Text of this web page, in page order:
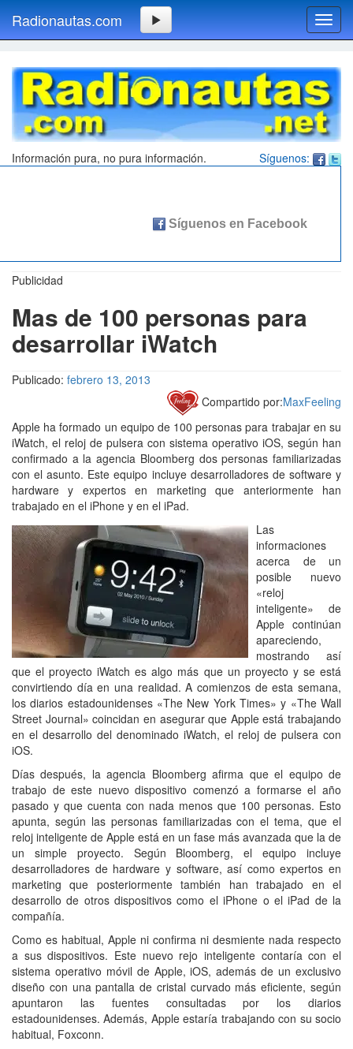
Radionautas.com
Síguenos:
Información pura, no pura información.
Publicidad
Mas de 100 personas para
desarrollar iWatch
Publicado: febrero 13, 2013
Compartido por:MaxFeeling
Apple ha formado un equipo de 100 personas para trabajar en su
iWatch, el reloj de pulsera con sistema operativo iOS, según han
confirmado a la agencia Bloomberg dos personas familiarizadas
con el asunto. Este equipo incluye desarrolladores de software y
hardware y expertos en marketing que anteriormente han
trabajado en el iPhone y en el iPad.
Las
informaciones
acerca de un
posible nuevo
«reloj
inteligente» de
Apple continúan
apareciendo,
mostrando así
que el proyecto iWatch es algo más que un proyecto y se está
convirtiendo día en una realidad. A comienzos de esta semana,
los diarios estadounidenses «The New York Times» y «The Wall
Street Journal» coincidan en asegurar que Apple está trabajando
en el desarrollo del denominado iWatch, el reloj de pulsera con
iOS.
Días después, la agencia Bloomberg afirma que el equipo de
trabajo de este nuevo dispositivo comenzó a formarse el año
pasado y que cuenta con nada menos que 100 personas. Esto
apunta, según las personas familiarizadas con el tema, que el
reloj inteligente de Apple está en un fase más avanzada que la de
un simple proyecto. Según Bloomberg, el equipo incluye
desarrolladores de hardware y software, así como expertos en
marketing que posteriormente también han trabajado en el
desarrollo de otros dispositivos como el iPhone o el iPad de la
compañía.
Como es habitual, Apple ni confirma ni desmiente nada respecto
a sus dispositivos. Este nuevo rejo inteligente contaría con el
sistema operativo móvil de Apple, iOS, además de un exclusivo
diseño con una pantalla de cristal curvado más eficiente, según
apuntaron las fuentes consultadas por los diarios
estadounidenses. Además, Apple estaría trabajando con su socio
habitual, Foxconn.